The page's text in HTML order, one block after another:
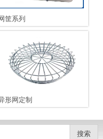
筐系列
形网定制
搜索